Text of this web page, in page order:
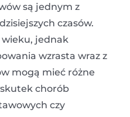
są jednym z
czasów.
wieku, jednak
wzrasta wraz z
mogą mieć różne
chorób
czy